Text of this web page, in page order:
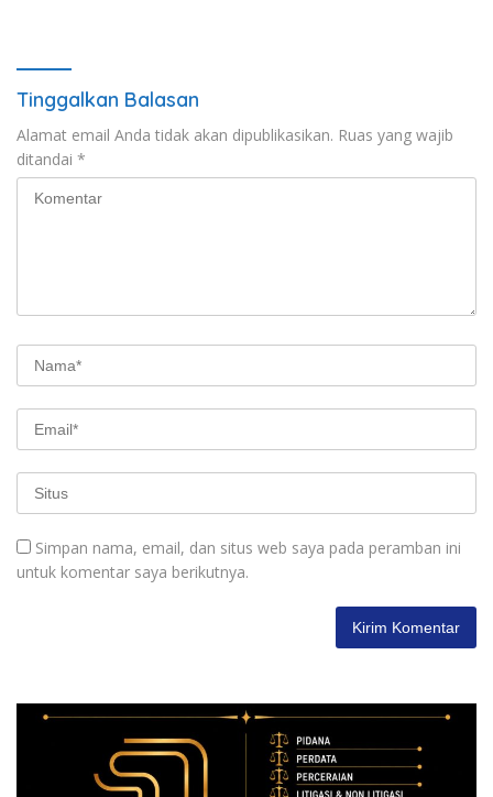
Tinggalkan Balasan
Alamat email Anda tidak akan dipublikasikan. Ruas yang wajib
ditandai *
Simpan nama, email, dan situs web saya pada peramban ini
untuk komentar saya berikutnya.